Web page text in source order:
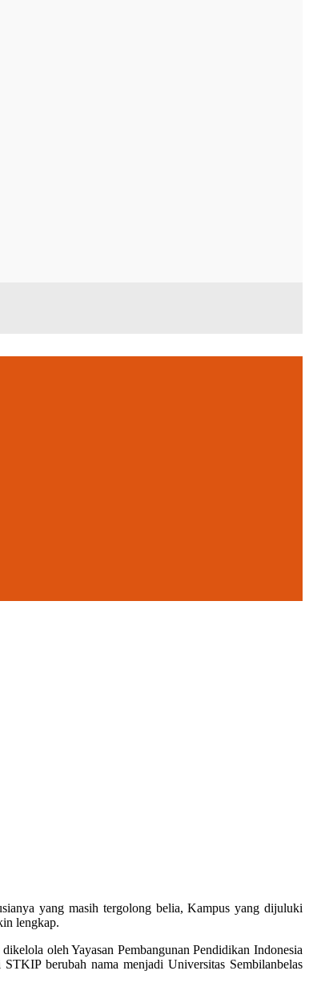
yang masih tergolong belia, Kampus yang dijuluki
lengkap.
oleh Yayasan Pembangunan Pendidikan Indonesia
berubah nama menjadi Universitas Sembilanbelas